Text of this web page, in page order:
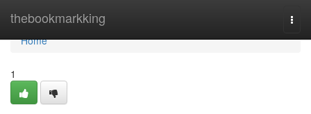
thebookmarkking
Home
Home
1